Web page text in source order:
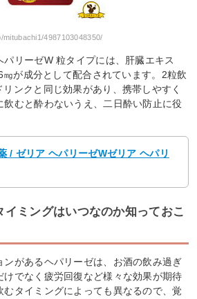
4987103048350/
パリーゼW 粒タイプには、肝臓エキス
が成分として配合されています。2粒飲
ンクと同じ効果があり、携帯しやすく
飲むと酔わないうえ、二日酔い防止に役
/ ゼリア ヘパリーゼWゼリア ヘパリ
イミングはいつなのか知っておこ
があるヘパリーゼは、お酒の飲み過ぎ
けでなく疲労回復など様々な効果が期待
むタイミングによっても異なるので、覚